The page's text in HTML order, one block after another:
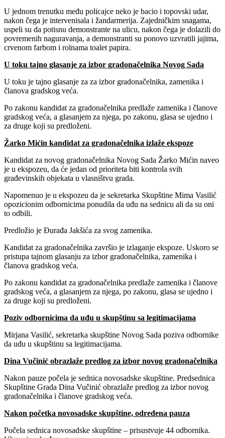
U jednom trenutku među policajce neko je bacio i topovski udar,
nakon čega je intervenisala i žandarmerija. Zajedničkim snagama,
uspeli su da potisnu demonstrante na ulicu, nakon čega je dolazili do
povremenih naguravanja, a demonstranti su ponovo uzvratili jajima,
crvenom farbom i rolnama toalet papira.
U toku tajno glasanje za izbor gradonačelnika Novog Sada
U toku je tajno glasanje za za izbor gradonačelnika, zamenika i
članova gradskog veća.
Po zakonu kandidat za gradonačelnika predlaže zamenika i članove
gradskog veća, a glasanjem za njega, po zakonu, glasa se ujedno i
za druge koji su predloženi.
Žarko Mićin kandidat za gradonačelnika izlaže ekspoze
Kandidat za novog gradonačelnika Novog Sada Žarko Mićin naveo
je u ekspozeu, da će jedan od prioriteta biti kontrola svih
građevinskih objekata u vlasništvu grada.
Napomenuo je u ekspozeu da je sekretarka Skupštine Mima Vasilić
opozicionim odbornicima ponudila da uđu na sednicu ali da su oni
to odbili.
Predložio je Đurađa Jakšića za svog zamenika.
Kandidat za gradonačelnika završio je izlaganje ekspoze. Uskoro se
pristupa tajnom glasanju za izbor gradonačelnika, zamenika i
članova gradskog veća.
Po zakonu kandidat za gradonačelnika predlaže zamenika i članove
gradskog veća, a glasanjem za njega, po zakonu, glasa se ujedno i
za druge koji su predloženi.
Poziv odbornicima da uđu u skupštinu sa legitimacijama
Mirjana Vasilić, sekretarka skupštine Novog Sada poziva odbornike
da uđu u skupštinu sa legitimacijama.
Dina Vučinić obrazlaže predlog za izbor novog gradonačelnika
Nakon pauze počela je sednica novosadske skupštine. Predsednica
Skupštine Grada Dina Vučinić obrazlaže predlog za izbor novog
gradonačelnika i članove gradskog veća.
Nakon početka novosadske skupštine, određena pauza
Počela sednica novosadske skupštine – prisustvuje 44 odbornika.